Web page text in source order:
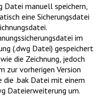
Datei manuell speichern,
eine Sicherungsdatei
im
(.dwg Datei) gespeichert
die Zeichnung, jedoch
zur vorherigen Version
die .bak Datei mit einem
Dateierweiterung um.